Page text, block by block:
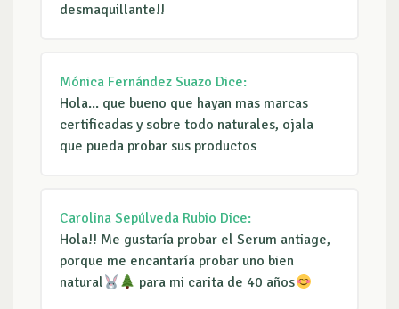
desmaquillante!!
Mónica Fernández Suazo Dice:
Hola... que bueno que hayan mas marcas
certificadas y sobre todo naturales, ojala
que pueda probar sus productos
Carolina Sepúlveda Rubio Dice:
Hola!! Me gustaría probar el Serum antiage,
porque me encantaría probar uno bien
natural
para mi carita de 40 años